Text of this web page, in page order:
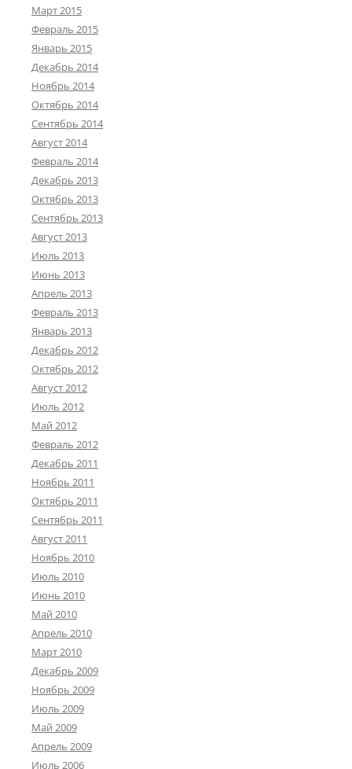
Март 2015
Февраль 2015
Январь 2015
Декабрь 2014
Ноябрь 2014
Октябрь 2014
Сентябрь 2014
Август 2014
Февраль 2014
Декабрь 2013
Октябрь 2013
Сентябрь 2013
Август 2013
Июль 2013
Июнь 2013
Апрель 2013
Февраль 2013
Январь 2013
Декабрь 2012
Октябрь 2012
Август 2012
Июль 2012
Май 2012
Февраль 2012
Декабрь 2011
Ноябрь 2011
Октябрь 2011
Сентябрь 2011
Август 2011
Ноябрь 2010
Июль 2010
Июнь 2010
Май 2010
Апрель 2010
Март 2010
Декабрь 2009
Ноябрь 2009
Июль 2009
Май 2009
Апрель 2009
Июль 2006